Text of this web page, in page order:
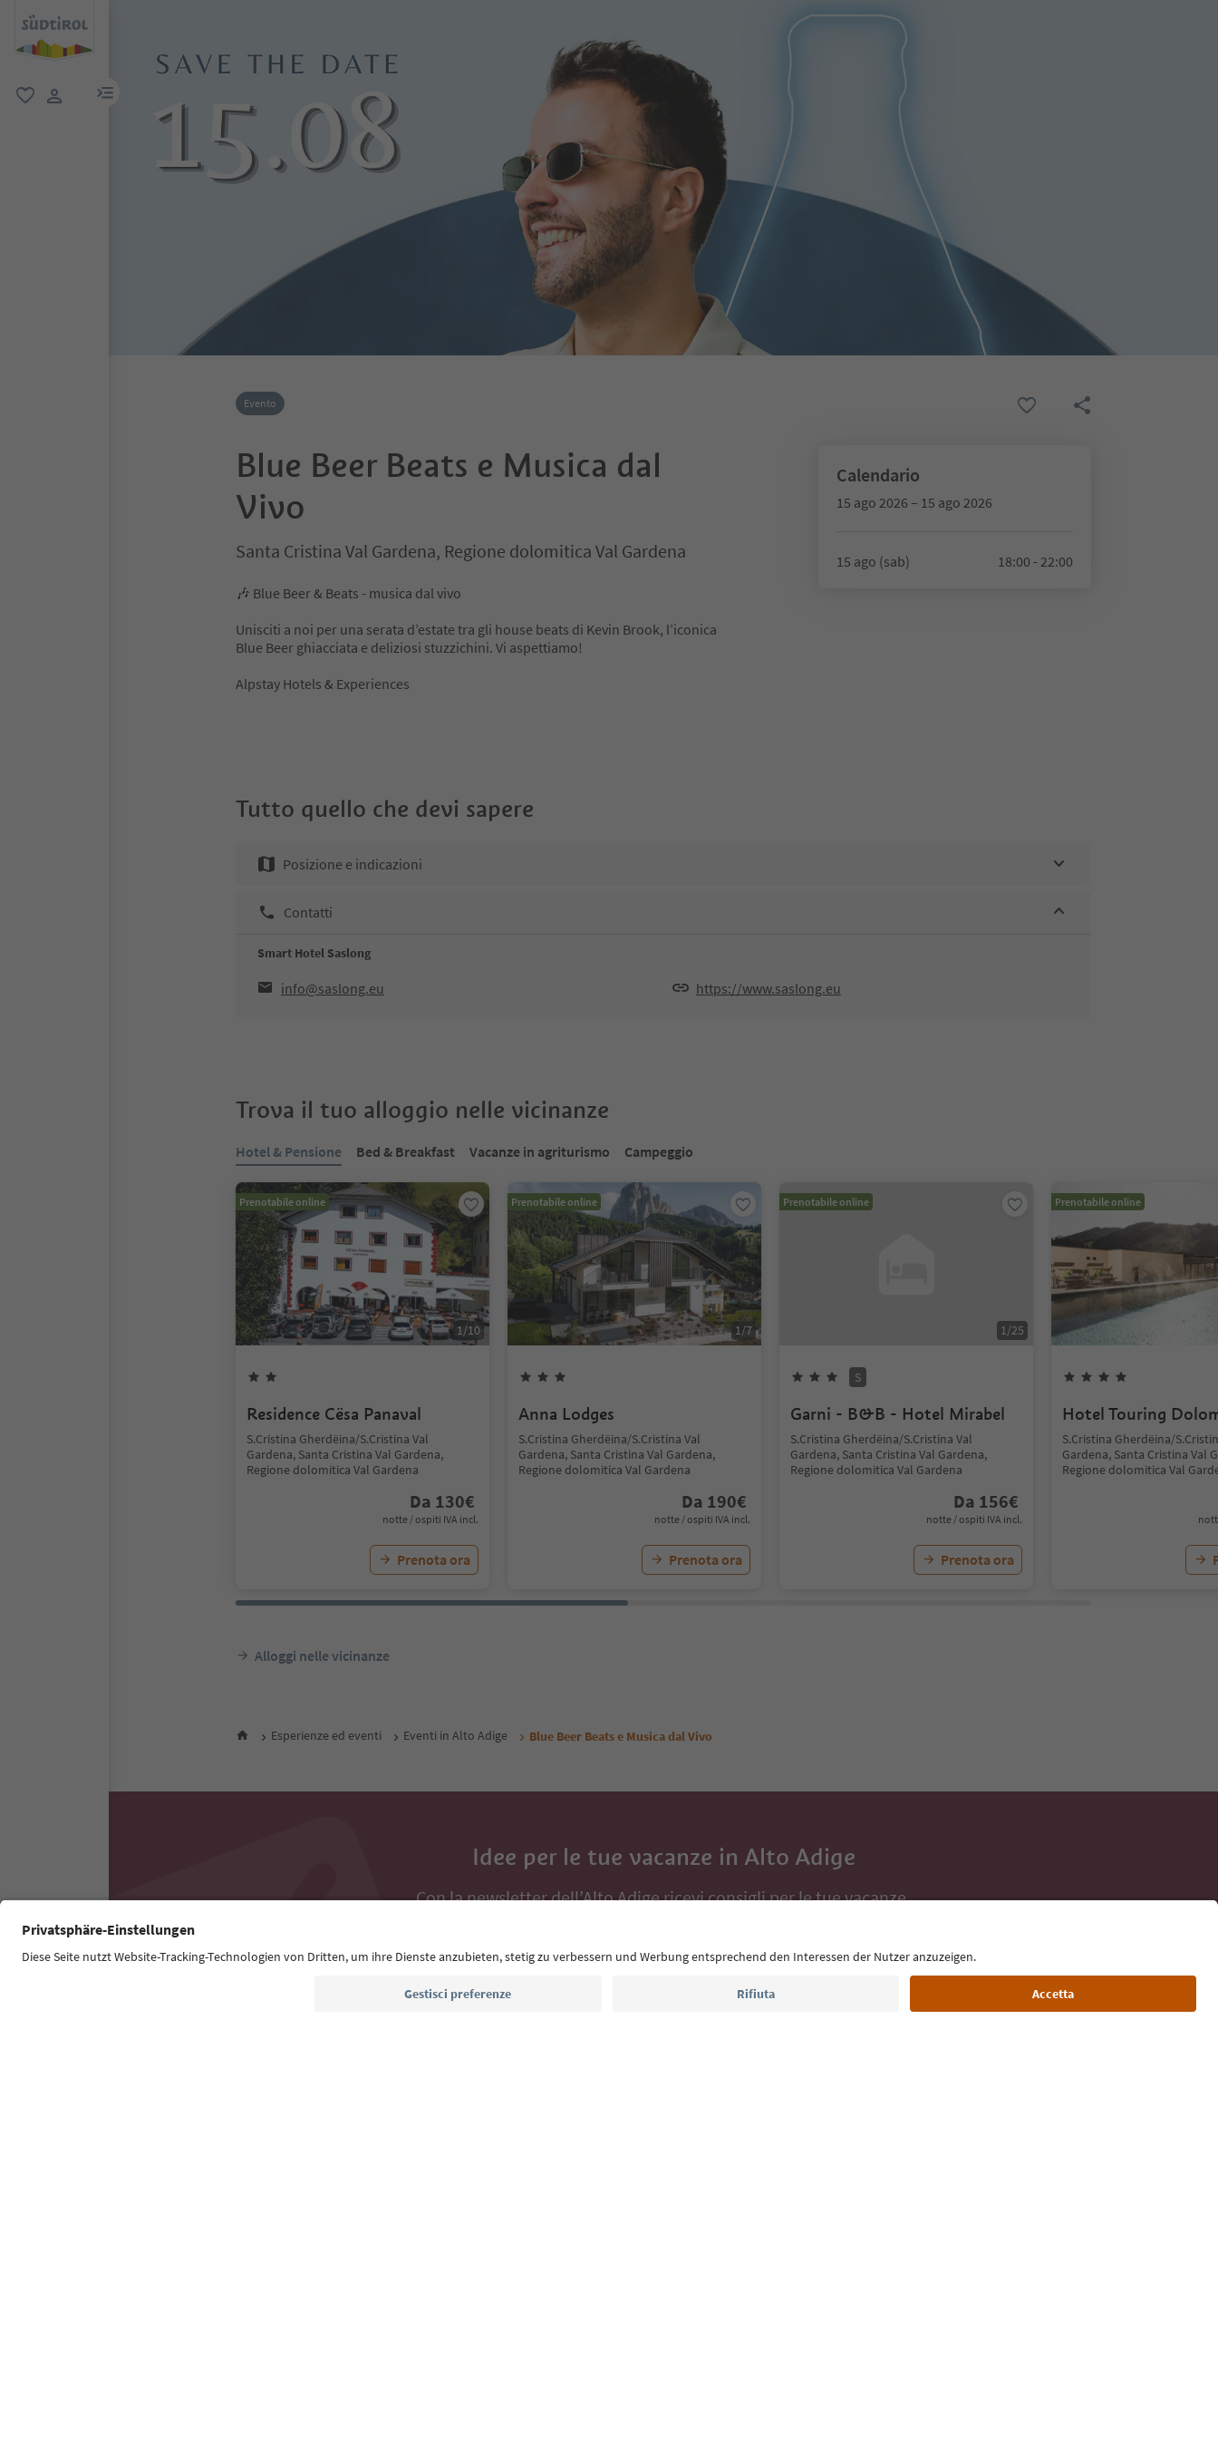
menu link
Evento
Blue Beer Beats e Musica dal
Vivo
Santa Cristina Val Gardena, Regione dolomitica Val Gardena
🎶 Blue Beer & Beats - musica dal vivo
Unisciti a noi per una serata d’estate tra gli house beats di Kevin Brook, l’iconica
Blue Beer ghiacciata e deliziosi stuzzichini. Vi aspettiamo!
Alpstay Hotels & Experiences
Calendario
15 ago 2026 – 15 ago 2026
15 ago (sab) 18:00 - 22:00
Tutto quello che devi sapere
Posizione e indicazioni
Contatti
Smart Hotel Saslong
info@saslong.eu https://www.saslong.eu
Trova il tuo alloggio nelle vicinanze
Hotel & Pensione Bed & Breakfast Vacanze in agriturismo Campeggio
Prenotabile online
1/10
Residence Cësa Panaval
S.Cristina Gherdëina/S.Cristina Val
Gardena, Santa Cristina Val Gardena,
Regione dolomitica Val Gardena
Da 130€
notte / ospiti IVA incl.
Prenota ora
Prenotabile online
1/7
Anna Lodges
S.Cristina Gherdëina/S.Cristina Val
Gardena, Santa Cristina Val Gardena,
Regione dolomitica Val Gardena
Da 190€
notte / ospiti IVA incl.
Prenota ora
Prenotabile online
1/25
S
Garni - B&B - Hotel Mirabel
S.Cristina Gherdëina/S.Cristina Val
Gardena, Santa Cristina Val Gardena,
Regione dolomitica Val Gardena
Da 156€
notte / ospiti IVA incl.
Prenota ora
Prenotabile online
Hotel Touring
S.Cristina Gherdëina/
Gardena, Santa Cristina Val
Regione dolomitica Val
Alloggi nelle vicinanze
Esperienze ed eventi Eventi in Alto Adige Blue Beer Beats e Musica dal Vivo
Idee per le tue vacanze in Alto Adige
Con la newsletter dell’Alto Adige ricevi consigli per le tue vacanze,